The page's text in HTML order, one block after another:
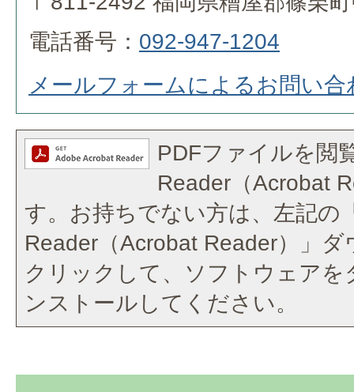
電話番号： 092-947-1204
メールフォームによるお問い合
PDFファイルを閲
Reader（Acrobat
す。お持ちでない方は、左記の
Reader（Acrobat Reader）」
クリックして、ソフトウェア
ンストールしてください。